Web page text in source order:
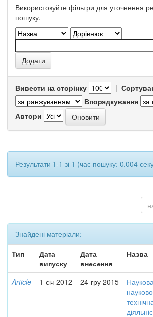
Використовуйте фільтри для уточнення
пошуку.
Вивести на сторінку |
Впорядкування
Автори
Результати 1-1 зі 1 (час пошуку: 0.004
Знайдені матеріали:
Тип
Дата
випуску
Дата
внесення
Назва
Article 1-січ-2012 24-гру-2015